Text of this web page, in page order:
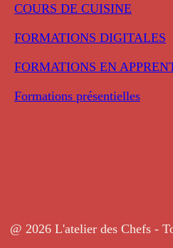
COURS DE CUISINE
FORMATIONS DIGITALES
FORMATIONS EN
Formations présentielles
@ 2026 L'atelier des Chefs -